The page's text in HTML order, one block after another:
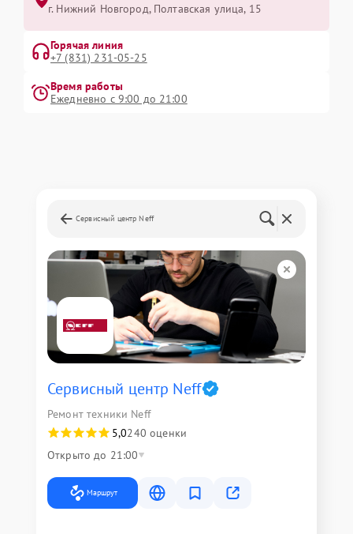
г. Нижний Новгород, Полтавская улица, 15
Горячая линия
+7 (831) 231-05-25
Время работы
Ежедневно с 9:00 до 21:00
Сервисный центр Neff
Сервисный центр Neff
Ремонт техники Neff
5,0240 оценки
Открыто до 21:00
Маршрут